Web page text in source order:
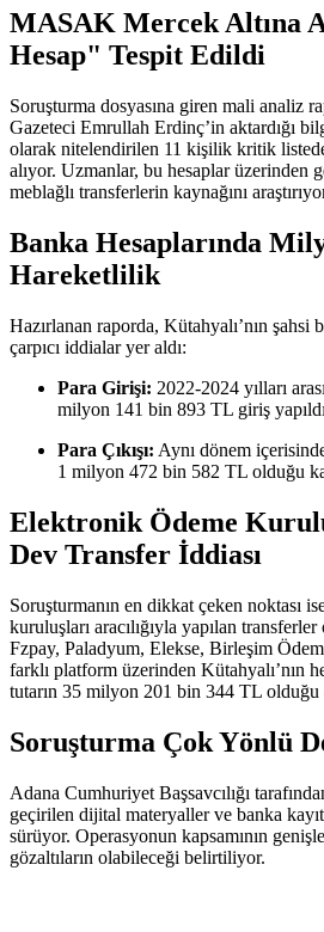
MASAK Mercek Altına
Hesap" Tespit Edildi
Soruşturma dosyasına giren mali analiz
Gazeteci Emrullah Erdinç’in aktardığı
olarak nitelendirilen 11 kişilik kritik
alıyor. Uzmanlar, bu hesaplar üzerinden
meblağlı transferlerin kaynağını
Banka Hesaplarında
Hareketlilik
Hazırlanan raporda, Kütahyalı’nın şahsi
çarpıcı iddialar yer aldı:
Para Girişi: 2022-2024 yılları
milyon 141 bin 893 TL giriş
Para Çıkışı: Aynı dönem
1 milyon 472 bin 582 TL olduğu
Elektronik Ödeme
Dev Transfer İddiası
Soruşturmanın en dikkat çeken noktası
kuruluşları aracılığıyla yapılan
Fzpay, Paladyum, Elekse, Birleşim
farklı platform üzerinden Kütahyalı’nın
tutarın 35 milyon 201 bin 344 TL
Soruşturma Çok Yönlü
Adana Cumhuriyet Başsavcılığı
geçirilen dijital materyaller ve banka
sürüyor. Operasyonun kapsamının
gözaltıların olabileceği belirtiliyor.